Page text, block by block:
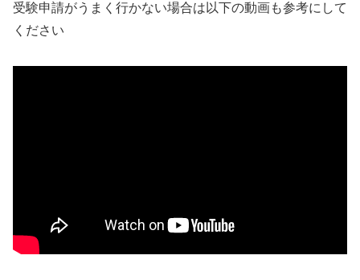
受験申請がうまく行かない場合は以下の動画も参考にして
ください